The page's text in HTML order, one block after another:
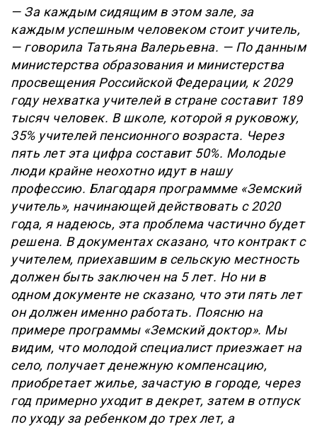
— За каждым сидящим в этом зале, за
каждым успешным человеком стоит учитель,
— говорила Татьяна Валерьевна. — По данным
министерства образования и министерства
просвещения Российской Федерации, к 2029
году нехватка учителей в стране составит 189
тысяч человек. В школе, которой я руковожу,
35% учителей пенсионного возраста. Через
пять лет эта цифра составит 50%. Молодые
люди крайне неохотно идут в нашу
профессию. Благодаря программме «Земский
учитель», начинающей действовать с 2020
года, я надеюсь, эта проблема частично будет
решена. В документах сказано, что контракт с
учителем, приехавшим в сельскую местность
должен быть заключен на 5 лет. Но ни в
одном документе не сказано, что эти пять лет
он должен именно работать. Поясню на
примере программы «Земский доктор». Мы
видим, что молодой специалист приезжает на
село, получает денежную компенсацию,
приобретает жилье, зачастую в городе, через
год примерно уходит в декрет, затем в отпуск
по уходу за ребенком до трех лет, а